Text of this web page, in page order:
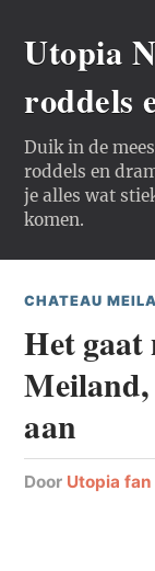
Utopia
roddels
Duik in de
roddels en
je alles wat
komen.
CHATEAU
Het
aan
door Utopia fan